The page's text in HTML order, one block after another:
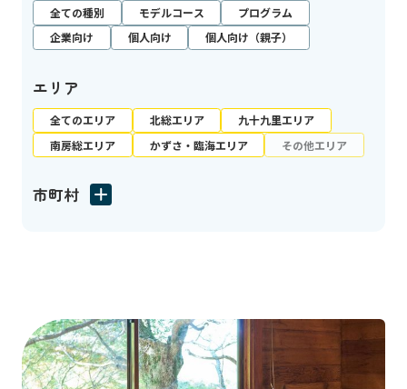
全ての種別 モデルコース
プログラム
企業向け
個人向け 個人向け（親子）
エリア
全てのエリア 北総エリア
九十九里エリア
南房総エリア
かずさ・臨海エリア その他エリア
市町村